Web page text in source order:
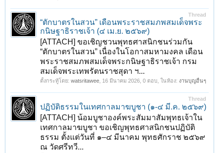
Thread
“ตักบาตรในสวน” เดือนพระราชสมภพสมเด็จพระ
กนิษฐาธิราชเจ้า (๔ เม.ย. ๒๕๖๙)
[ATTACH] ขอเชิญชวนพุทธศาสนิกชนร่วมกัน
“ตักบาตรในสวน” เนื่องในโอกาสมหามงคล เดือน
พระราชสมภพสมเด็จพระกนิษฐาธิราชเจ้า กรม
สมเด็จพระเทพรัตนราชสุดา ฯ...
ตั้งกระทู้โดย: watsritawee 16 มีนาคม 2026 , 0 ตอบ, ในห้อง: งานบุญอื่นๆ
Thread
ปฏิบัติธรรมในเทศกาลมาฆบูชา (๑-๔ มี.ค. ๒๕๖๙)
[ATTACH] น้อมบูชาองค์พระสัมมาสัมพุทธเจ้าใน
เทศกาลมาฆบูชา ขอเชิญพุทธศาสนิกชนปฏิบัติ
ธรรม ตั้งแต่วันที่ ๑–๔ มีนาคม พุทธศักราช ๒๕๖๙
ณ วัดศรีทวี...